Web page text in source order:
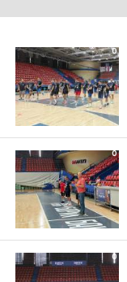
0
0
0